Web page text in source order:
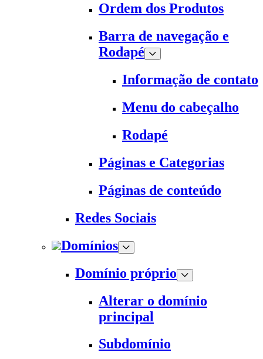
Ordem dos Produtos
Barra de navegação e
Rodapé
Informação de contato
Menu do cabeçalho
Rodapé
Páginas e Categorias
Páginas de conteúdo
Redes Sociais
Domínios
Domínio próprio
Alterar o domínio
principal
Subdomínio